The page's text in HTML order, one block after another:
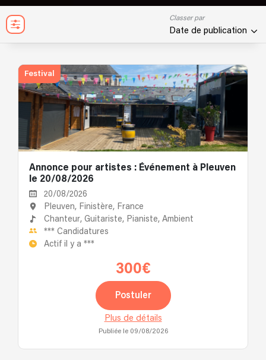
Classer par
Date de publication
Festival
Annonce pour artistes : Événement à Pleuven
le 20/08/2026
20/08/2026
Pleuven, Finistère, France
Chanteur, Guitariste, Pianiste, Ambient
*** Candidatures
Actif il y a ***
300€
Postuler
Plus de détails
Publiée le 09/08/2026